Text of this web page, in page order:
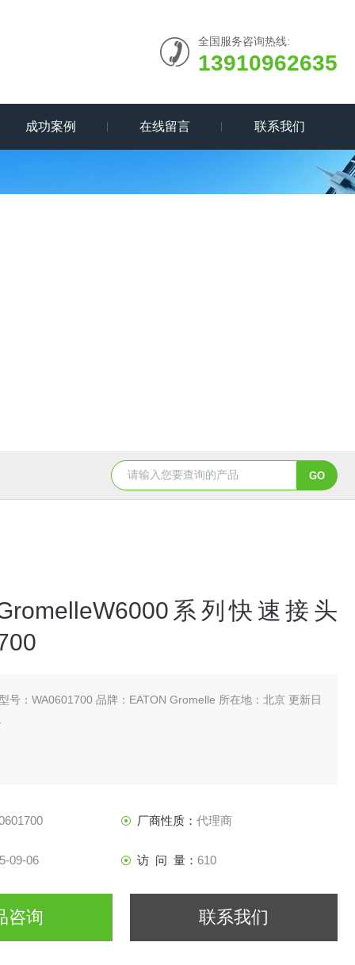
全国服务咨询热线:
13910962635
成功案例 在线留言 联系我们
5347信德迈代理Parker 45度绝缘防水接头 5353信
系列快速接头
号：WA0601700 品牌：EATON Gromelle 所在地：北京 更新日
厂商性质： 代理商
09-06 访 问 量： 610
咨询 联系我们